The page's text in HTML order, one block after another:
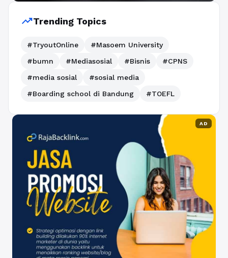
trending_upTrending Topics
#TryoutOnline
#Masoem University
#bumn
#Mediasosial #Bisnis
#CPNS
#media sosial
#sosial media
#Boarding school di Bandung
#TOEFL
AD